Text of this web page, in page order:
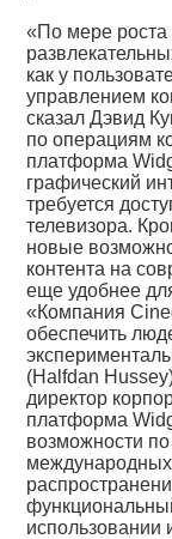
«По мере
как у
управлением
сказал Дэвид
по операциям
платформа
графический
требуется
телевизора.
новые
контента на
еще удобнее
«Компания
обеспечить
(Halfdan
директор
платформа
возможности
использовании